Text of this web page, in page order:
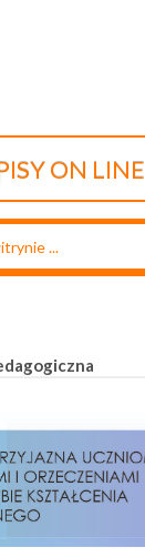
ON LINE